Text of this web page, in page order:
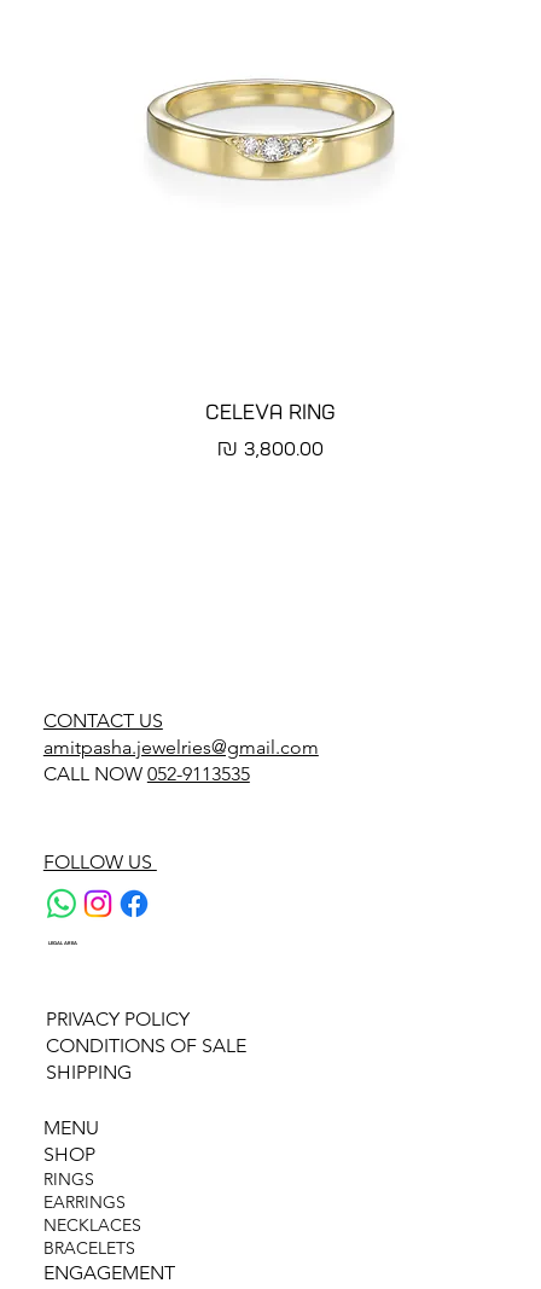
CELEVA RING
מחיר
LEGAL AREA
PRIVACY POLICY
CONDITIONS OF SALE
SHIPPING
CONTACT US
amitpasha.jewelries@gmail.com
CALL NOW 052-9113535
FOLLOW US
MENU
SHOP
RINGS
EARRINGS
NECKLACES
BRACELETS
ENGAGEMENT